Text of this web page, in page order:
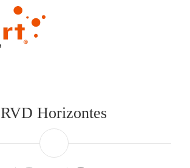
RVD Horizontes